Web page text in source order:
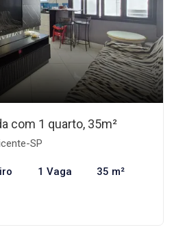
com 1 quarto, 35m²
SP
1 Vaga 35 m²